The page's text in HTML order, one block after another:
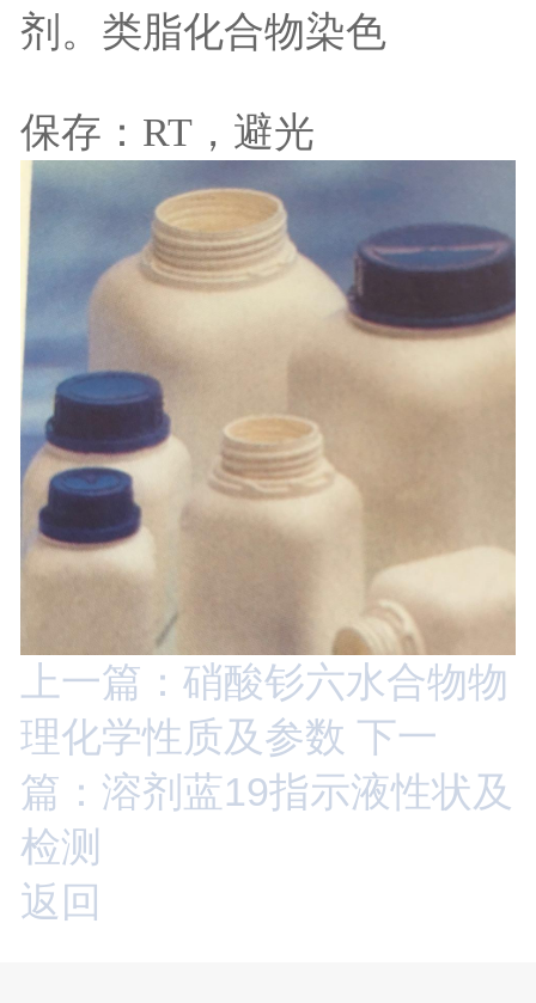
剂。类脂化合物染色
保存：RT，避光
上一篇：硝酸钐六水合物物
理化学性质及参数 下一
篇：溶剂蓝19指示液性状及
检测
返回